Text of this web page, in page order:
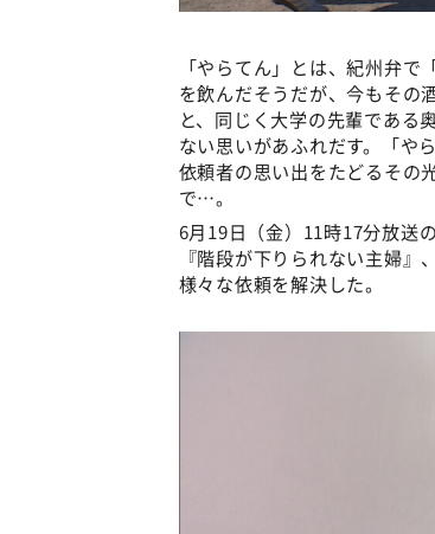
「やらてん」とは、紀州弁
を飲んだそうだが、今もその
と、同じく大学の先輩である
ない思いがあふれだす。「や
依頼者の思い出をたどるその
で…。
6月19日（金）11時17分放送
『階段が下りられない主婦』
様々な依頼を解決した。